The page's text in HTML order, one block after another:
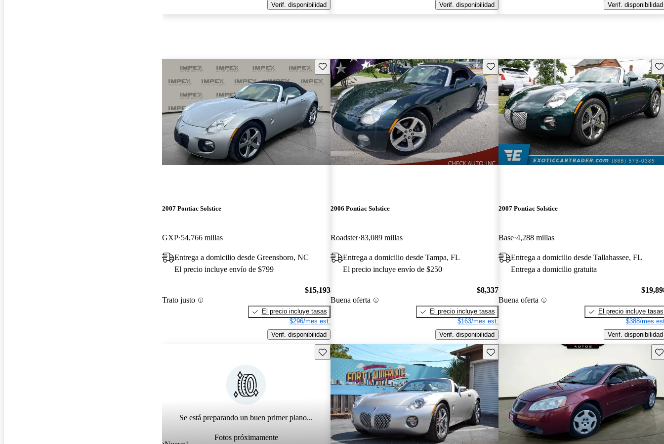
Verif. disponibilidad
Verif. disponibilidad
Verif. disponibilidad
Guarda este Aviso
2007 Pontiac Solstice
GXP 54,766 millas
Entrega a domicilio desde Greensboro, NC
El precio incluye envío de $799
Trato justo
$15,193
El precio incluye tasas
$296/mes est.
Verif. disponibilidad
Guarda este Aviso
2006 Pontiac Solstice
Roadster 83,089 millas
Entrega a domicilio desde Tampa, FL
El precio incluye envío de $250
Buena oferta
$8,337
El precio incluye tasas
$163/mes est.
Verif. disponibilidad
2007 Pontiac Solstice
Base 4,288 millas
Entrega a domicilio desde Tallahassee, FL
Entrega a domicilio gratuita
Buena oferta
El precio incluye tasas
$388/mes
Verif. disponibilidad
Se está preparando un buen primer plano...
Fotos próximamente
Guarda este Aviso Guarda este Aviso